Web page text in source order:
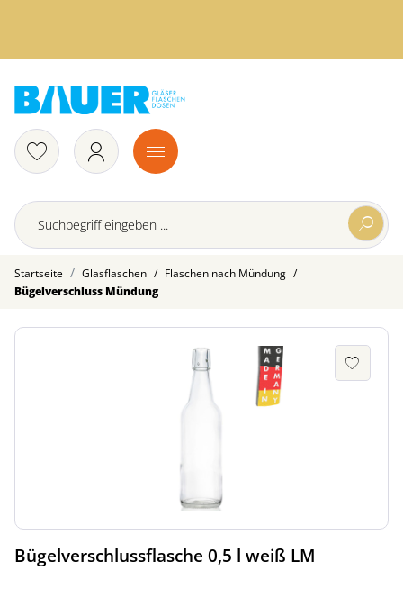
Startseite Glasflaschen / Flaschen nach Mündung /
Bügelverschluss Mündung
Bügelverschlussflasche 0,5 l weiß LM